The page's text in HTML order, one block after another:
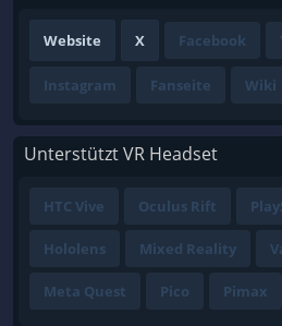
Website X Facebook
Instagram Fanseite Wiki
Unterstützt VR Headset
HTC Vive Oculus Rift
Hololens Mixed Reality
Meta Quest Pico Pimax